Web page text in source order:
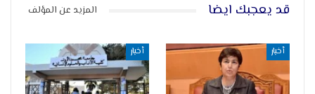
قد يعجبك ايضا المزيد عن المؤلف
أخبار أخبار